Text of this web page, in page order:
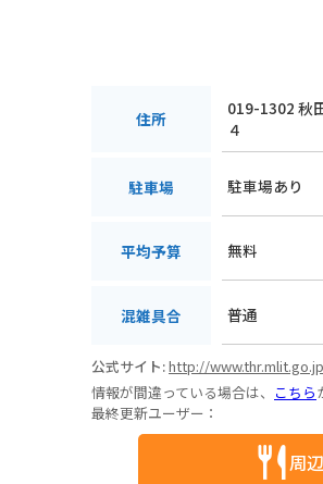
住所
019-1302 秋
４
駐車場 駐車場あり
平均予算 無料
混雑具合 普通
公式サイト:http://
情報が間違っている場合は、 こちら
最終更新ユーザー：
周